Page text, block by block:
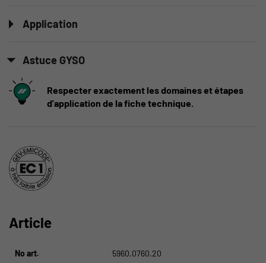
Application
Astuce GYSO
Respecter exactement les domaines et étapes
d'application de la fiche technique.
Article
No art.
5960.0760.20